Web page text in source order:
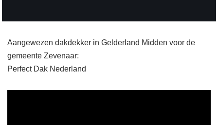
Aangewezen dakdekker in Gelderland Midden voor de
gemeente Zevenaar:
Perfect Dak Nederland